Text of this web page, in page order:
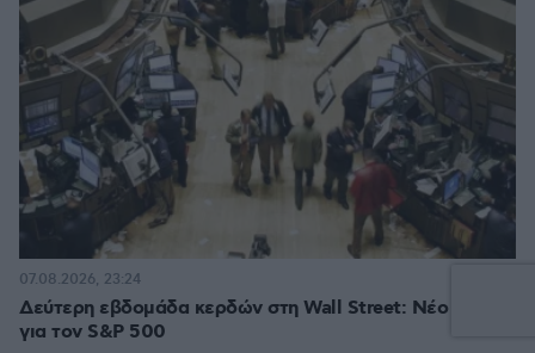
Δεύτερη εβδομάδα κερδών στη Wall Street: Νέο ρεκόρ
για τον S&P 500
07.08.2026, 23:24